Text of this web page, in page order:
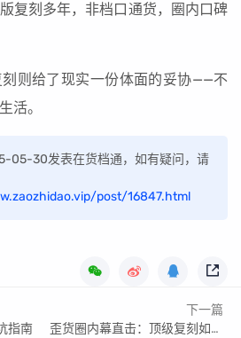
复刻多年，非档口通货，圈内口碑
则给了现实一份体面的妥协——不
活。
05-30发表在货档通，如有疑问，请
post/16847.html
指南
下一篇
歪货圈内幕直击：顶级复刻如何把假货做出真灵魂？